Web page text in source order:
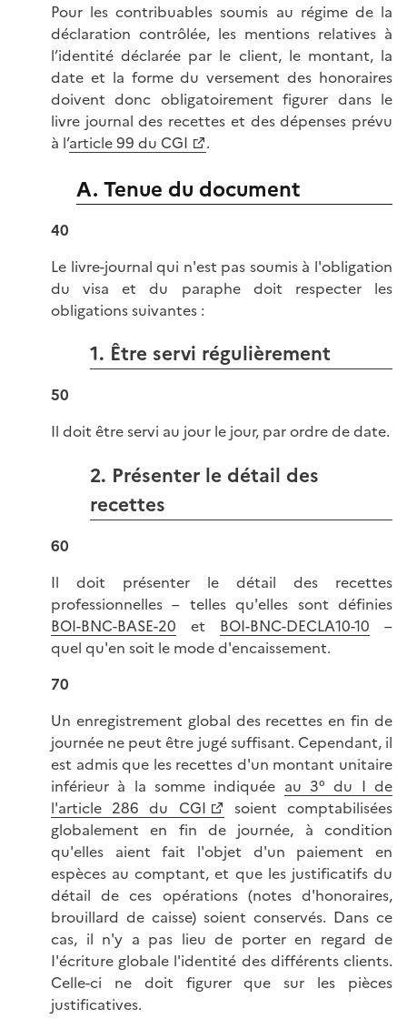
Pour les contribuables soumis au régime de la
déclaration contrôlée, les mentions relatives à
l’identité déclarée par le client, le montant, la
date et la forme du versement des honoraires
doivent donc obligatoirement figurer dans le
livre journal des recettes et des dépenses prévu
à l’article 99 du CGI .
A. Tenue du document
40
Le livre-journal qui n'est pas soumis à l'obligation
du visa et du paraphe doit respecter les
obligations suivantes :
1. Être servi régulièrement
50
Il doit être servi au jour le jour, par ordre de date.
2. Présenter le détail des
recettes
60
Il doit présenter le détail des recettes
professionnelles – telles qu'elles sont définies
BOI-BNC-BASE-20 et BOI-BNC-DECLA10-10 –
quel qu'en soit le mode d'encaissement.
70
Un enregistrement global des recettes en fin de
journée ne peut être jugé suffisant. Cependant, il
est admis que les recettes d'un montant unitaire
inférieur à la somme indiquée au 3° du I de
l'article 286 du CGI
soient comptabilisées
globalement en fin de journée, à condition
qu'elles aient fait l'objet d'un paiement en
espèces au comptant, et que les justificatifs du
détail de ces opérations (notes d'honoraires,
brouillard de caisse) soient conservés. Dans ce
cas, il n'y a pas lieu de porter en regard de
I'écriture globale l'identité des différents clients.
Celle-ci ne doit figurer que sur les pièces
justificatives.